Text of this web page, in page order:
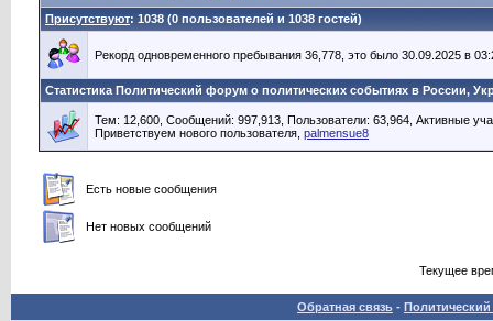
Присутствуют: 1038 (0 пользователей и 1038 гостей)
Рекорд одновременного пребывания 36,778, это было 30.09.2025 в
Статистика Политический форум о политических событиях в России,
Тем: 12,600, Сообщений: 997,913, Пользователи: 63,964, Активные
Приветствуем нового пользователя, palmensue8
Есть новые сообщения
Нет новых сообщений
Текущее
Обратная связь -